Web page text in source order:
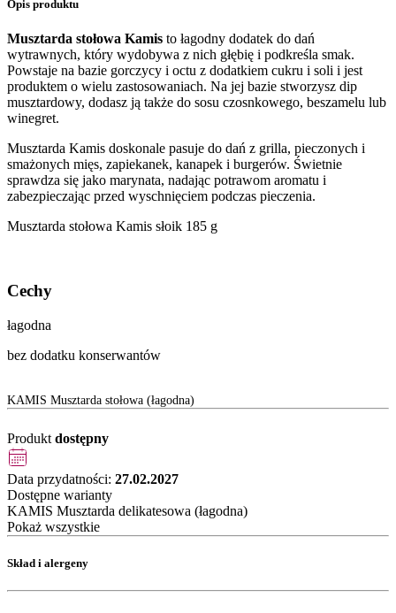
Opis produktu
Musztarda stołowa Kamis to łagodny dodatek do dań
wytrawnych, który wydobywa z nich głębię i podkreśla smak.
Powstaje na bazie gorczycy i octu z dodatkiem cukru i soli i jest
produktem o wielu zastosowaniach. Na jej bazie stworzysz dip
musztardowy, dodasz ją także do sosu czosnkowego, beszamelu lub
winegret.
Musztarda Kamis doskonale pasuje do dań z grilla, pieczonych i
smażonych mięs, zapiekanek, kanapek i burgerów. Świetnie
sprawdza się jako marynata, nadając potrawom aromatu i
zabezpieczając przed wyschnięciem podczas pieczenia.
Musztarda stołowa Kamis słoik 185 g
Cechy
łagodna
bez dodatku konserwantów
KAMIS Musztarda stołowa (łagodna)
Produkt dostępny
Data przydatności: 27.02.2027
Dostępne warianty
KAMIS Musztarda delikatesowa (łagodna)
Pokaż wszystkie
Skład i alergeny